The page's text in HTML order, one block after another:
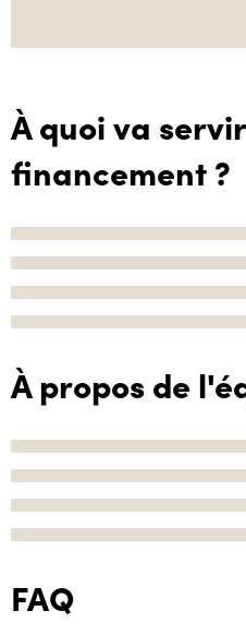
À quoi va
financement ?
À propos de
FAQ